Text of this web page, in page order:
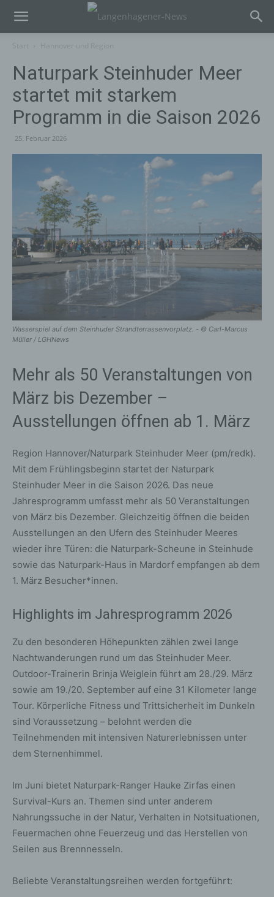
Naturpark Steinhuder Meer
startet mit starkem
Programm in die Saison 2026
25. Februar 2026
Wasserspiel auf dem Steinhuder Strandterrassenvorplatz. - © Carl-Marcus
Müller / LGHNews
Mehr als 50 Veranstaltungen von
März bis Dezember –
Ausstellungen öffnen ab 1. März
Region Hannover/Naturpark Steinhuder Meer (pm/redk).
Mit dem Frühlingsbeginn startet der Naturpark
Steinhuder Meer in die Saison 2026. Das neue
Jahresprogramm umfasst mehr als 50 Veranstaltungen
von März bis Dezember. Gleichzeitig öffnen die beiden
Ausstellungen an den Ufern des Steinhuder Meeres
wieder ihre Türen: die Naturpark-Scheune in Steinhude
sowie das Naturpark-Haus in Mardorf empfangen ab dem
1. März Besucher*innen.
Highlights im Jahresprogramm 2026
Zu den besonderen Höhepunkten zählen zwei lange
Nachtwanderungen rund um das Steinhuder Meer.
Outdoor-Trainerin Brinja Weiglein führt am 28./29. März
sowie am 19./20. September auf eine 31 Kilometer lange
Tour. Körperliche Fitness und Trittsicherheit im Dunkeln
sind Voraussetzung – belohnt werden die
Teilnehmenden mit intensiven Naturerlebnissen unter
dem Sternenhimmel.
Im Juni bietet Naturpark-Ranger Hauke Zirfas einen
Survival-Kurs an. Themen sind unter anderem
Nahrungssuche in der Natur, Verhalten in Notsituationen,
Feuermachen ohne Feuerzeug und das Herstellen von
Seilen aus Brennnesseln.
Beliebte Veranstaltungsreihen werden fortgeführt: